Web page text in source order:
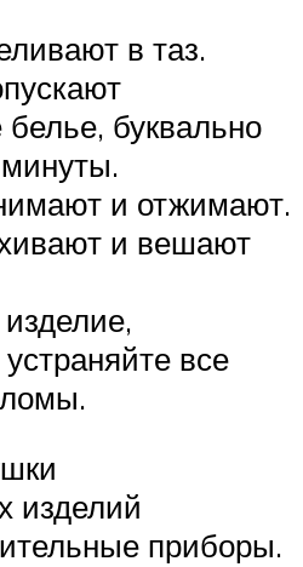
в таз.
белье, буквально
и отжимают.
и вешают
все
изделий
приборы.